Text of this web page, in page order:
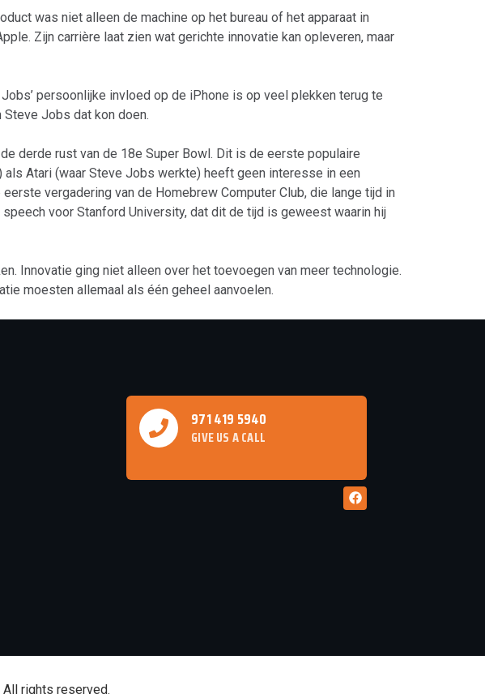
was niet alleen de machine op het bureau of het apparaat in
Zijn carrière laat zien wat gerichte innovatie kan opleveren, maar
persoonlijke invloed op de iPhone is op veel plekken terug te
Steve Jobs dat kon doen.
derde rust van de 18e Super Bowl. Dit is de eerste populaire
Atari (waar Steve Jobs werkte) heeft geen interesse in een
vergadering van de Homebrew Computer Club, die lange tijd in
voor Stanford University, dat dit de tijd is geweest waarin hij
Innovatie ging niet alleen over het toevoegen van meer technologie.
moesten allemaal als één geheel aanvoelen.
971 419 5940
GIVE US A CALL
All rights reserved.